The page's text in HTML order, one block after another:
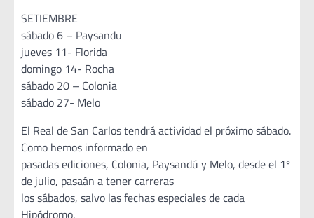
SETIEMBRE
sábado 6 – Paysandu
jueves 11- Florida
domingo 14- Rocha
sábado 20 – Colonia
sábado 27- Melo
El Real de San Carlos tendrá actividad el próximo sábado.
Como hemos informado en
pasadas ediciones, Colonia, Paysandú y Melo, desde el 1º
de julio, pasaán a tener carreras
los sábados, salvo las fechas especiales de cada